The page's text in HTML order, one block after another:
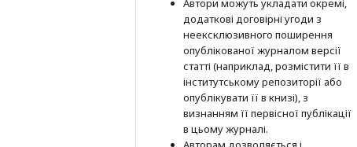
Автори можуть укладати окремі,
додат­кові договірні угоди з
неексклюзив­ного поширення
опублікованої журналом версії
статті (наприклад, розмістити її в
інститутському репозиторії або
опубліку­вати її в книзі), з
визнанням її первісної публікації
в цьому журналі.